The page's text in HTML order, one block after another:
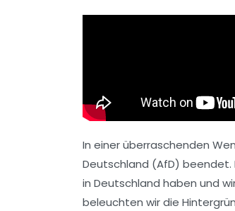
In einer überraschenden
Deutschland (AfD) beendet.
in Deutschland haben und
beleuchten wir die